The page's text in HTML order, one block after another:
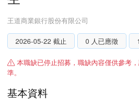
王道商業銀行股份有限公司
2026-05-22 截止 0 人已應徵
本職缺已停止招募，職缺內容僅供參考
準。
基本資料